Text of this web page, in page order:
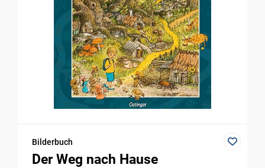
Bilderbuch
Der Weg nach Hause